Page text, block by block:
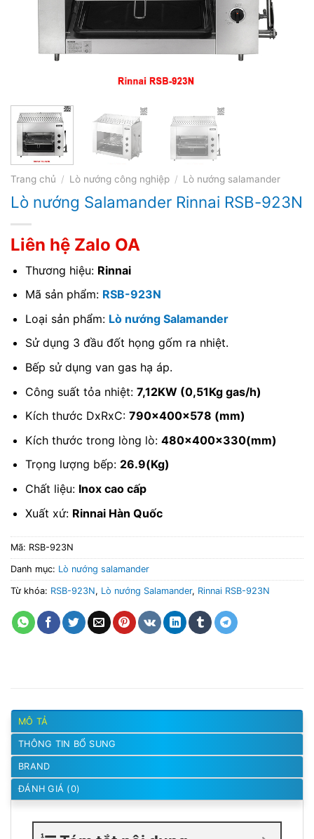
Trang chủ / Lò nướng công nghiệp / Lò nướng salamander
Lò nướng Salamander Rinnai RSB-923N
Liên hệ Zalo OA
Thương hiệu: Rinnai
Mã sản phẩm: RSB-923N
Loại sản phẩm: Lò nướng Salamander
Sử dụng 3 đầu đốt họng gốm ra nhiệt.
Bếp sử dụng van gas hạ áp.
Công suất tỏa nhiệt: 7,12KW (0,51Kg gas/h)
Kích thước DxRxC: 790x400x578 (mm)
Kích thước trong lòng lò: 480x400x330(mm)
Trọng lượng bếp: 26.9(Kg)
Chất liệu: Inox cao cấp
Xuất xứ: Rinnai Hàn Quốc
Mã: RSB-923N
Danh mục: Lò nướng salamander
Từ khóa: RSB-923N, Lò nướng Salamander, Rinnai RSB-923N
MÔ TẢ
THÔNG TIN BỔ SUNG
BRAND
ĐÁNH GIÁ (0)